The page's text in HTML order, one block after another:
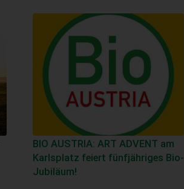
BIO AUSTRIA: ART ADVENT am
Karlsplatz feiert fünfjähriges Bio-
Jubiläum!